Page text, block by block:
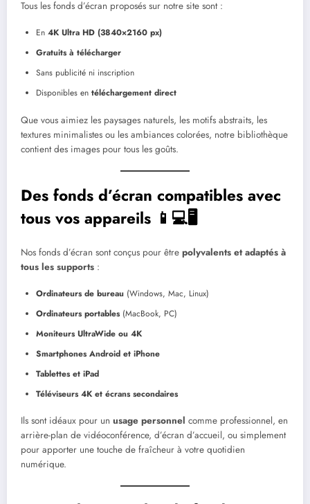
Tous les fonds d’écran proposés sur notre site sont :
En 4K Ultra HD (3840×2160 px)
Gratuits à télécharger
Sans publicité ni inscription
Disponibles en téléchargement direct
Que vous aimiez les paysages naturels, les motifs abstraits, les
textures minimalistes ou les ambiances colorées, notre bibliothèque
contient des images pour tous les goûts.
Des fonds d’écran compatibles avec
tous vos appareils 📱💻🖥️
Nos fonds d’écran sont conçus pour être polyvalents et adaptés à
tous les supports :
Ordinateurs de bureau (Windows, Mac, Linux)
Ordinateurs portables(MacBook, PC)
Moniteurs UltraWide ou 4K
Smartphones Android et iPhone
Tablettes et iPad
Téléviseurs 4K et écrans secondaires
Ils sont idéaux pour un usage personnel comme professionnel, en
arrière-plan de vidéoconférence, d’écran d’accueil, ou simplement
pour apporter une touche de fraîcheur à votre quotidien
numérique.